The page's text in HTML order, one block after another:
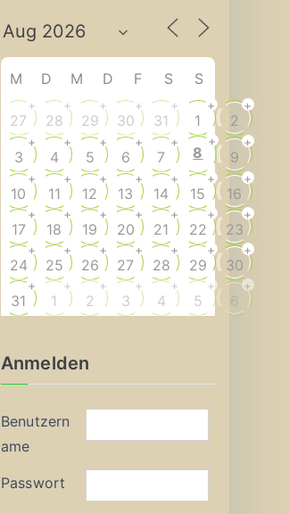
v
M D M D F S S
27
+
28
+
29
+
30
+
31
+
1
+
2
+
3
+
4
+
5
+
6
+
7
+
8
+
9
+
10
+
11
+
12
+
13
+
14
+
15
+
16
+
17
+
18
+
19
+
20
+
21
+
22
+
23
+
24
+
25
+
26
+
27
+
28
+
29
+
30
+
31
+
1
+
2
+
3
+
4
+
5
+
6
+
Anmelden
Benutzern
ame
Passwort